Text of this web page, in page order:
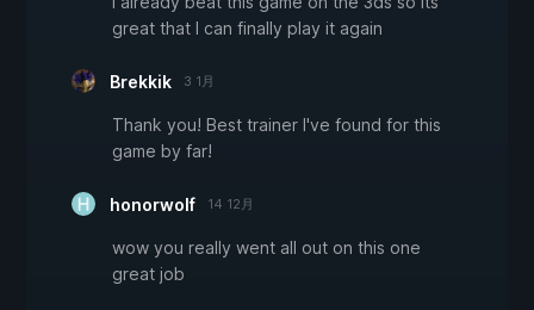
great that I can finally play it again
Brekkik 3 1月
Thank you! Best trainer I've found for this
game by far!
honorwolf 14 12月
wow you really went all out on this one
great job